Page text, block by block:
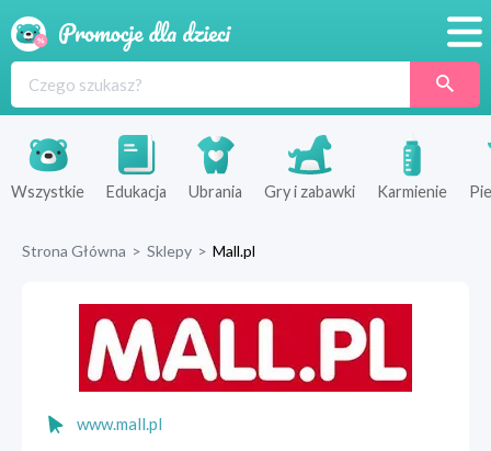
Produkty
Sklepy
Wszystkie Edukacja Ubrania Gry i zabawki Karmienie
Strona Główna > Sklepy > Mall.pl
www.mall.pl